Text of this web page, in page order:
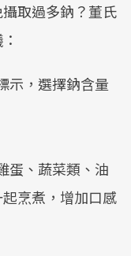
取過多鈉？董氏
示，選擇鈉含量
蛋、蔬菜類、油
烹煮，增加口感